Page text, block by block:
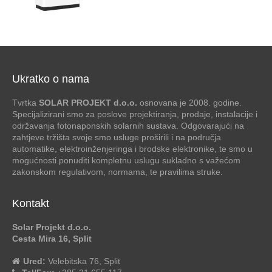
Ukratko o nama
Tvrtka SOLAR PROJEKT d.o.o. osnovana je 2008. godine.
Specijalizirani smo za poslove projektiranja, prodaje, instalacije i
održavanja fotonaponskih solarnih sustava. Odgovarajući na
zahtjeve tržišta svoje smo usluge proširili i na područja
automatike, elektroinženjeringa i brodske elektronike, te smo u
mogućnosti ponuditi kompletnu uslugu sukladno s važećom
zakonskom regulativom, normama, te pravilima struke.
Kontakt
Solar Projekt d.o.o.
Cesta Mira 16, Split
Ured: Velebitska 76, Split